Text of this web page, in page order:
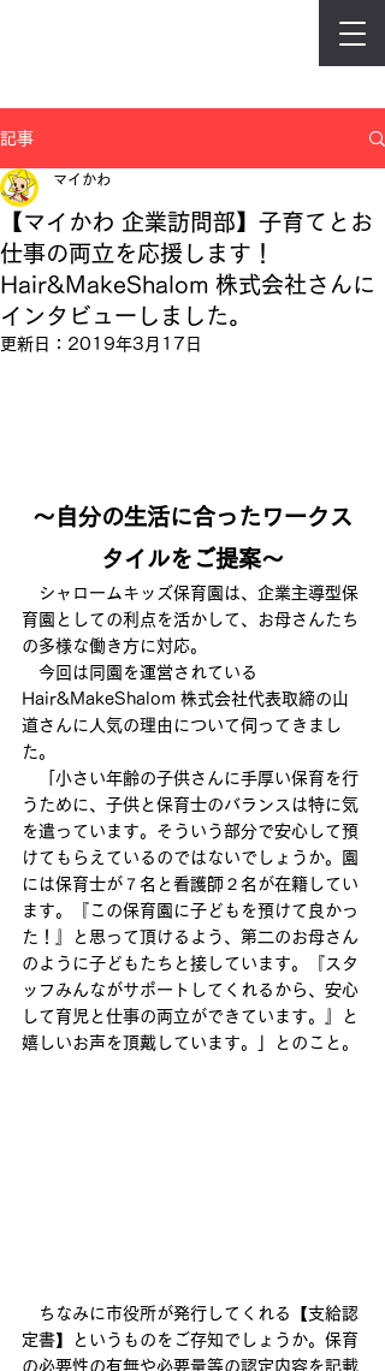
記事
【マイかわ 企業訪問部】子育てとお
仕事の両立を応援します！
Hair&MakeShalom 株式会社さんに
インタビューしました。
マイかわ
更新日： 2019年3月17日
～自分の生活に合ったワークス
タイルをご提案～
シャロームキッズ保育園は、企業主導型保
育園としての利点を活かして、お母さんたち
の多様な働き方に対応。
今回は同園を運営されている
Hair&MakeShalom 株式会社代表取締の山
道さんに人気の理由について伺ってきまし
た。
「小さい年齢の子供さんに手厚い保育を行
うために、子供と保育士のバランスは特に気
を遣っています。そういう部分で安心して預
けてもらえているのではないでしょうか。園
には保育士が７名と看護師２名が在籍してい
ます。『この保育園に子どもを預けて良かっ
た！』と思って頂けるよう、第二のお母さん
のように子どもたちと接しています。『スタ
ッフみんながサポートしてくれるから、安心
して育児と仕事の両立ができています。』と
嬉しいお声を頂戴しています。」とのこと。
ちなみに市役所が発行してくれる【支給認
定書】というものをご存知でしょうか。保育
の必要性の有無や必要量等の認定内容を記載